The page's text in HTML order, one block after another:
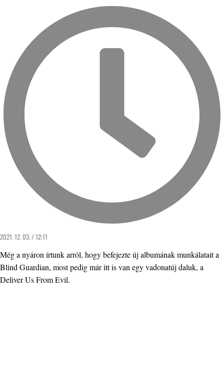
2021. 12. 03. / 12:11
Még a nyáron írtunk arról, hogy befejezte új albumának munkálatait a
Blind Guardian, most pedig már itt is van egy vadonatúj daluk, a
Deliver Us From Evil.